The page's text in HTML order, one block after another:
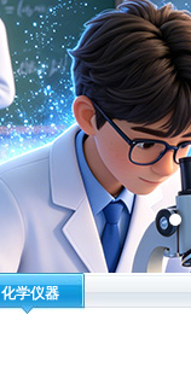
化学仪器